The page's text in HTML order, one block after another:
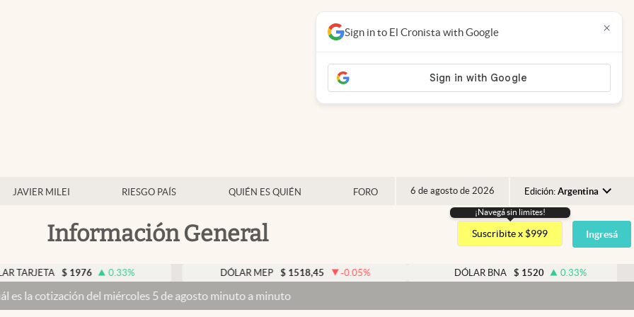
JAVIER MILEI RIESGO PAÍS QUIÉN ES QUIÉN FORO 6 de agosto de 2026 Edición: Argentina
Argentina
España
USA
Información General
¡Navegá sin limites!
Suscribite x $999 Ingresá
$ 1976 0.33% DÓLAR MEP $ 1518,45 -0.05% DÓLAR BNA $ 1520 0.33%
del miércoles 5 de agosto minuto a minuto
Sign in to El Cronista with Google ×